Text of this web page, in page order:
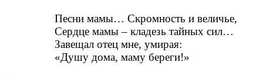
Песни мамы… Скромность и величье,
Сердце мамы – кладезь тайных сил…
Завещал отец мне, умирая:
«Душу дома, маму береги!»